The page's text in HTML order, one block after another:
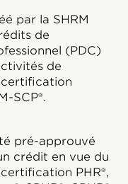
par la SHRM
de
(PDC)
de
SCP®.
pré-approuvé
crédit en vue du
PHR®,